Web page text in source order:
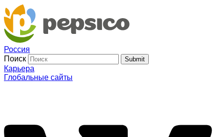
Россия
Поиск
Submit
Карьера
Глобальные сайты